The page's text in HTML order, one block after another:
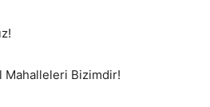
Mahalleleri Bizimdir!